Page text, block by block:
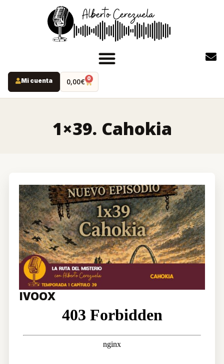
INICIO
YOUTUBE
LIBROS
ALBERTO
CONTRATACIÓN
TIENDA
Mi cuenta 0,00€ 0
1×39. Cahokia
IVOOX